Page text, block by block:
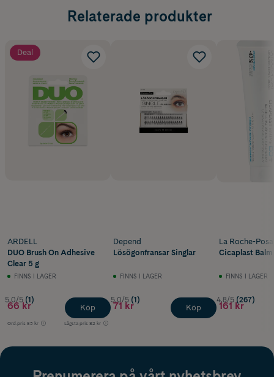
Relaterade produkter
Deal
ARDELL
DUO Brush On Adhesive
Clear 5 g
FINNS I LAGER
5.0/5 (1)
66 kr
Ord.pris 83 kr Lägsta pris 82 kr
Köp
Depend
Lösögonfransar Singlar
FINNS I LAGER
5.0/5 (1)
71 kr Köp
La Roche-
Cicaplast Balm
FINNS I LAGER
4.8/5 (267)
161 kr